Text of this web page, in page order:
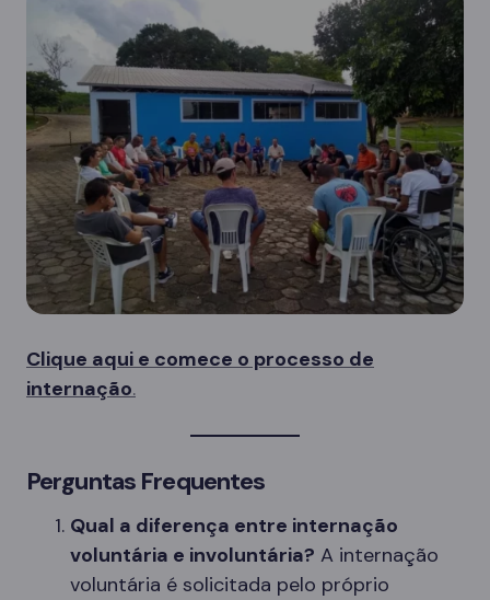
Clique aqui e comece o processo de
internação.
Perguntas Frequentes
Qual a diferença entre internação
voluntária e involuntária? A internação
voluntária é solicitada pelo próprio